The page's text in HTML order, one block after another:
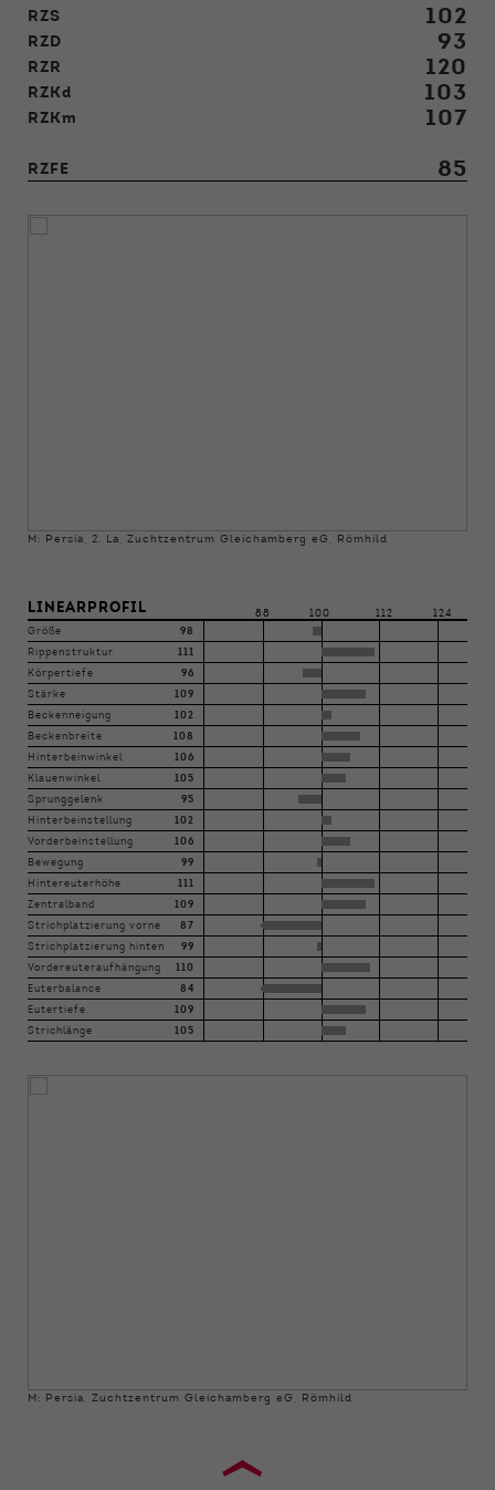
RZS 102
RZD 93
RZR 120
RZKd 103
RZKm 107
RZFE 85
M: Persia, 2. La, Zuchtzentrum Gleichamberg eG, Römhild
LINEARPROFIL 88 100 112
124
Größe
98
Rippenstruktur 111
Körpertiefe 96
Stärke 109
Beckenneigung 102
Beckenbreite 108
Hinterbeinwinkel 106
Klauenwinkel 105
Sprunggelenk 95
Hinterbeinstellung 102
Vorderbeinstellung 106
Bewegung 99
Hintereuterhöhe 111
Zentralband 109
Strichplatzierung vorne 87
Strichplatzierung hinten 99
Vordereuteraufhängung 110
Euterbalance 84
Eutertiefe 109
Strichlänge 105
M: Persia, Zuchtzentrum Gleichamberg eG, Römhild
›